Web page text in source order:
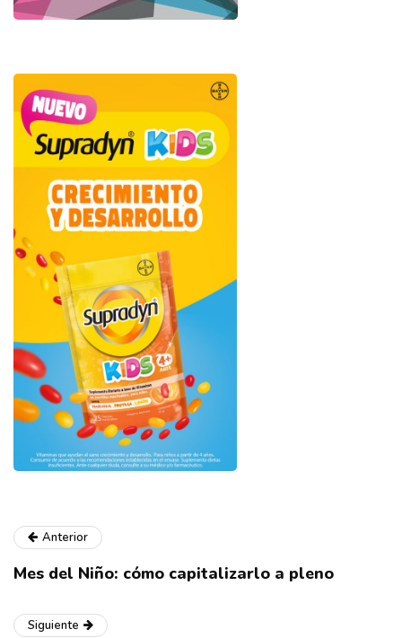
Anterior
Mes del Niño: cómo capitalizarlo a pleno
Siguiente